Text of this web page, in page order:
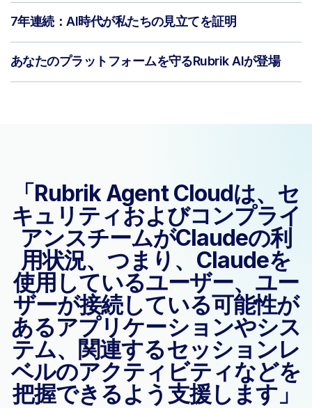
7年連続：AI時代が私たちの見立てを証明
あなたのプラットフォームを守るRubrik AIが登場
「Rubrik Agent Cloudは、セ
キュリティおよびコンプライ
アンスチームがClaudeの利
用状況、つまり、Claudeを
使用しているユーザー、ユー
ザーが接続している可能性が
あるアプリケーションやシス
テム、関連するセッションレ
ベルのアクティビティなどを
把握できるよう支援します」